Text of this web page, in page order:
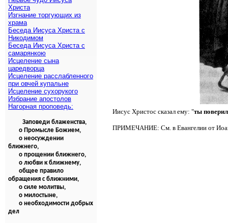
Иисус Христос сказал ему: "ты
ПРИМЕЧАНИЕ: См. в Евангелии от
Христа
Изгнание торгующих из
храма
Беседа Иисуса Христа с
Никодимом
Беседа Иисуса Христа с
самарянкою
Исцеление сына
царедворца
Исцеление расслабленного
при овчей купальне
Исцеление сухорукого
Избрание апостолов
Нагорная проповедь:
Заповеди блаженства,
о Промысле Божием,
о неосуждении
ближнего,
о прощении ближнего,
о любви к ближнему,
общее правило
обращения с ближними,
о силе молитвы,
о милостыне,
о необходимости добрых
дел